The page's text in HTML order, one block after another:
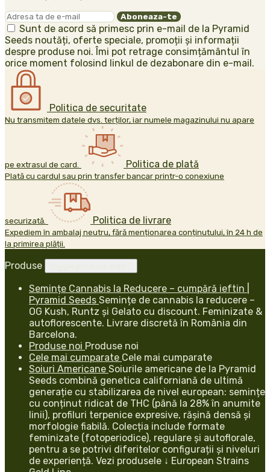
Sunt de acord să primesc prin e-mail de la Pyramid
Seeds noutăți, oferte speciale, promoții și informații
despre produse noi. Îmi pot retrage consimțământul în
orice moment folosind linkul de dezabonare din e-mail.
Politica de securitate
Nu transmitem datele dvs. terților, iar numele magazinului nu apare
pe extrasul de card. Politica de plată
Plată cu cardul sau prin transfer bancar printr-o conexiune
securizată. Politica de livrare
Expediem în ambalaj neutru, fără menționarea conținutului, în 24 h de
la primirea plății.
Produse
Semințe Cannabis la Reducere – cumpără ieftin |
Pyramid Seeds Semințe de cannabis la reducere –
OG Kush, Runtz și Gelato cu discount. Feminizate &
autoflorescente. Livrare discretă în România din
Barcelona.
Produse noi Produse noi
Cele mai cumparate Cele mai cumparate
Soiuri Americane Soiurile americane de la Pyramid
Seeds combină genetica californiană de ultimă
generație cu stabilizarea de nivel european: semințe
cu conținut ridicat de THC (până la 28% în anumite
linii), profiluri terpenice expresive, rășină densă și
morfologie fiabilă. Colecția include formate
feminizate (fotoperiodice), regulare și autoflorale,
pentru a se potrivi diferitelor configurații și niveluri
de experiență. Vezi produsele ↓ European Strains